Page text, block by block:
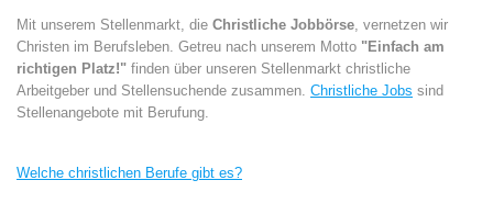
Mit unserem Stellenmarkt, die Christliche Jobbörse, vernetzen wir
Christen im Berufsleben. Getreu nach unserem Motto "Einfach am
richtigen Platz!" finden über unseren Stellenmarkt christliche
Arbeitgeber und Stellensuchende zusammen. Christliche Jobs sind
Stellenangebote mit Berufung.
Welche christlichen Berufe gibt es?